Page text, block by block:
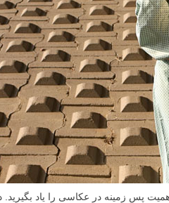
پس زمینه در عکاسی را یاد بگیرید.